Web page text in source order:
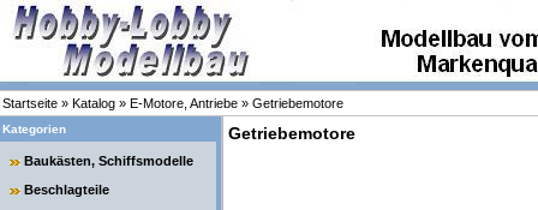
Startseite » Katalog » E-Motore, Antriebe » Getriebemotore
Kategorien
Baukästen, Schiffsmodelle
Beschlagteile
Getriebemotore